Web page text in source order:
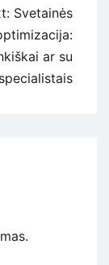
Svetainės
ar su
specialistais